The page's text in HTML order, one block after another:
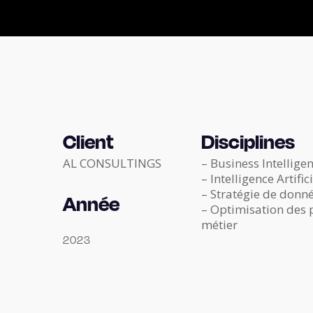
Client
AL CONSULTINGS
Année
2023
Disciplines
– Business
– Intelligence
– Stratégie de
– Optimisation des
métier